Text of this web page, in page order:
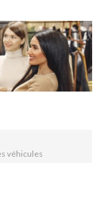
véhicules